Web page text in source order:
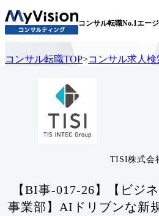
コンサル転職No.1エー
コンサル転職TOP>コンサル求人検
TISI株式会
【BI事-017-26】【ビジ
事業部】AIドリブンな新